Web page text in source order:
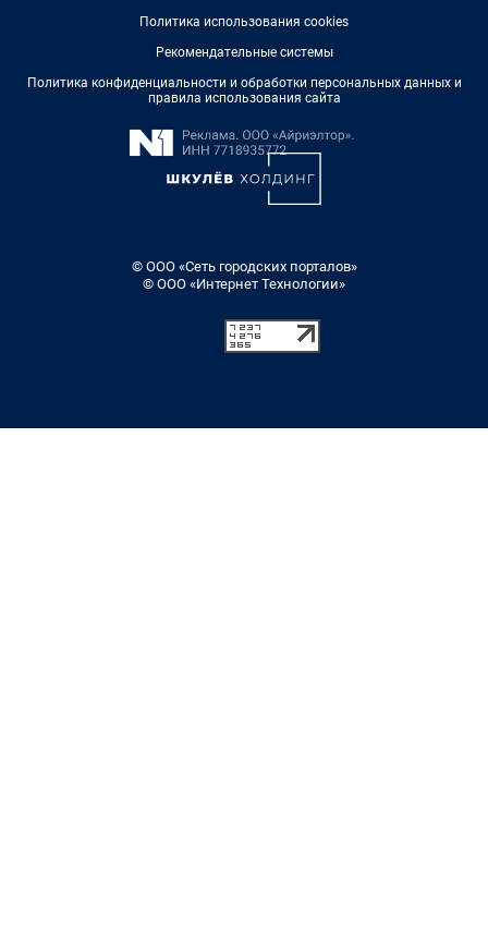
Политика использования cookies
Рекомендательные системы
Политика конфиденциальности и обработки персональных данных и
правила использования сайта
© ООО «Сеть городских порталов»
© ООО «Интернет Технологии»